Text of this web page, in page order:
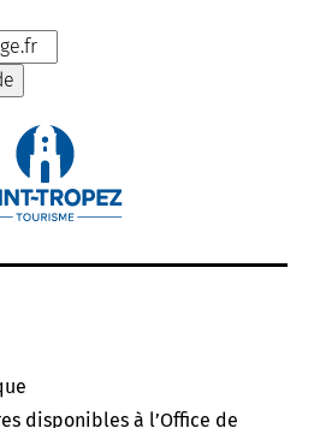
disponibles à l’Office de